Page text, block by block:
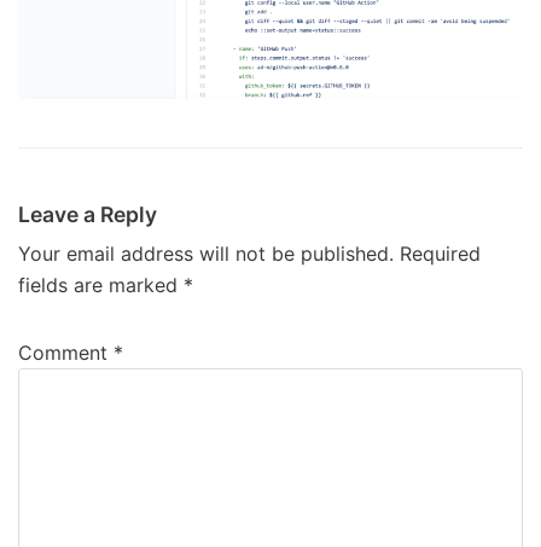
Leave a Reply
Your email address will not be published. Required
fields are marked *
Comment *